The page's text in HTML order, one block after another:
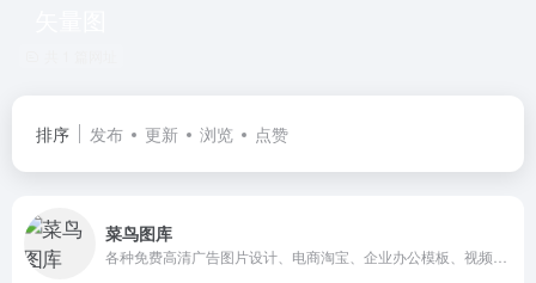
排序 发布 更新 浏览 点赞
菜鸟图库